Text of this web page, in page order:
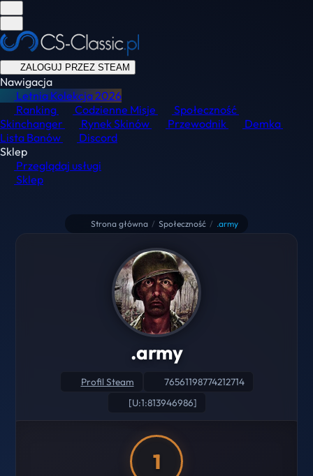
ZALOGUJ PRZEZ STEAM
Nawigacja
Letnia Kolekcja2026
Ranking
Codzienne Misje
Społeczność
Skinchanger
Rynek Skinów Przewodnik
Demka
Lista Banów
Discord
Sklep
Przeglądaj usługi
Sklep
Strona główna / Społeczność / .army
.army
Profil Steam
76561198774212714
[U:1:813946986]
1